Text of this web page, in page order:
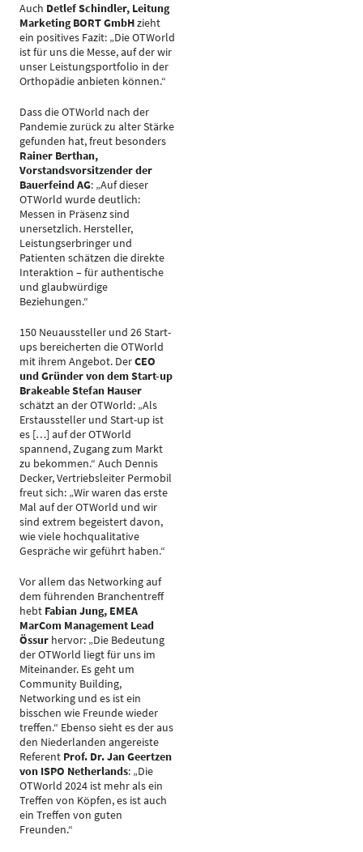
Auch Detlef Schindler, Leitung
Marketing BORT GmbHzieht
ein positives Fazit: „Die OTWorld
ist für uns die Messe, auf der wir
unser Leistungsportfolio in der
Orthopädie anbieten können.“
Dass die OTWorld nach der
Pandemie zurück zu alter Stärke
gefunden hat, freut besonders
Rainer Berthan,
Vorstandsvorsitzender der
Bauerfeind AG: „Auf dieser
OTWorld wurde deutlich:
Messen in Präsenz sind
unersetzlich. Hersteller,
Leistungserbringer und
Patienten schätzen die direkte
Interaktion – für authentische
und glaubwürdige
Beziehungen.“
150 Neuaussteller und 26 Start-
ups bereicherten die OTWorld
mit ihrem Angebot. DerCEO
und Gründer von dem Start-up
Brakeable Stefan Hauser
schätzt an der OTWorld: „Als
Erstaussteller und Start-up ist
es […] auf der OTWorld
spannend, Zugang zum Markt
zu bekommen.“ Auch Dennis
Decker, Vertriebsleiter Permobil
freut sich: „Wir waren das erste
Mal auf der OTWorld und wir
sind extrem begeistert davon,
wie viele hochqualitative
Gespräche wir geführt haben.“
Vor allem das Networking auf
dem führenden Branchentreff
hebt Fabian Jung, EMEA
MarCom Management Lead
Össur hervor: „Die Bedeutung
der OTWorld liegt für uns im
Miteinander. Es geht um
Community Building,
Networking und es ist ein
bisschen wie Freunde wieder
treffen.“ Ebenso sieht es der aus
den Niederlanden angereiste
Referent Prof. Dr. Jan Geertzen
von ISPO Netherlands: „Die
OTWorld 2024 ist mehr als ein
Treffen von Köpfen, es ist auch
ein Treffen von guten
Freunden.“